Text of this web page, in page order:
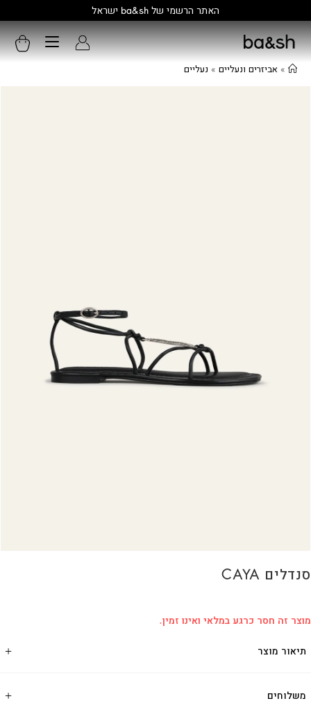
קולקציה חדשה:גלו עוד
» אביזרים ונעליים » נעליים
סנדלים CAYA
מוצר זה חסר כרגע במלאי ואינו זמין.
תיאור מוצר
משלוחים